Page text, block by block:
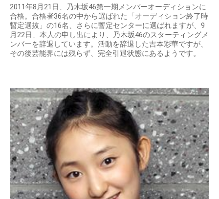
2011年8月21日、乃木坂46第一期メンバーオーディションに
合格。合格者36名の中から選ばれた「オーディション終了時
暫定選抜」の16名、さらに暫定センターに選ばれますが、9
月22日、本人の申し出により、乃木坂46のスターティングメ
ンバーを辞退しています。活動を辞退した吉本彩華ですが、
その後芸能界には残らず、完全引退状態にあるようです。